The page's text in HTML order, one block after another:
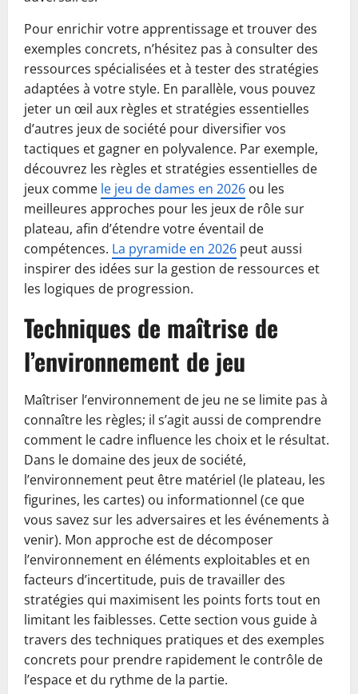
Pour enrichir votre apprentissage et trouver des
exemples concrets, n’hésitez pas à consulter des
ressources spécialisées et à tester des stratégies
adaptées à votre style. En parallèle, vous pouvez
jeter un œil aux règles et stratégies essentielles
d’autres jeux de société pour diversifier vos
tactiques et gagner en polyvalence. Par exemple,
découvrez les règles et stratégies essentielles de
jeux comme le jeu de dames en 2026 ou les
meilleures approches pour les jeux de rôle sur
plateau, afin d’étendre votre éventail de
compétences. La pyramide en 2026 peut aussi
inspirer des idées sur la gestion de ressources et
les logiques de progression.
Techniques de maîtrise de
l’environnement de jeu
Maîtriser l’environnement de jeu ne se limite pas à
connaître les règles; il s’agit aussi de comprendre
comment le cadre influence les choix et le résultat.
Dans le domaine des jeux de société,
l’environnement peut être matériel (le plateau, les
figurines, les cartes) ou informationnel (ce que
vous savez sur les adversaires et les événements à
venir). Mon approche est de décomposer
l’environnement en éléments exploitables et en
facteurs d’incertitude, puis de travailler des
stratégies qui maximisent les points forts tout en
limitant les faiblesses. Cette section vous guide à
travers des techniques pratiques et des exemples
concrets pour prendre rapidement le contrôle de
l’espace et du rythme de la partie.